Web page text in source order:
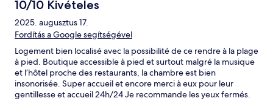
10/10 Kivételes
2025. augusztus 17.
Fordítás a Google segítségével
Logement bien localisé avec la possibilité de ce rendre à la plage
à pied. Boutique accessible à pied et surtout malgré la musique
et l’hôtel proche des restaurants, la chambre est bien
insonorisée. Super accueil et encore merci à eux pour leur
gentillesse et accueil 24h/24 Je recommande les yeux fermés.